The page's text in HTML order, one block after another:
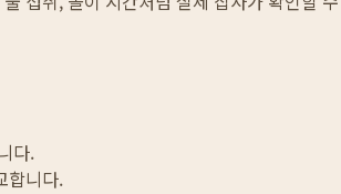
다.
합니다.